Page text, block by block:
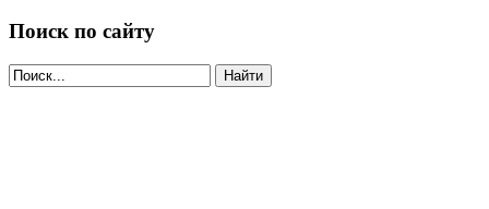
Поиск по сайту
Найти